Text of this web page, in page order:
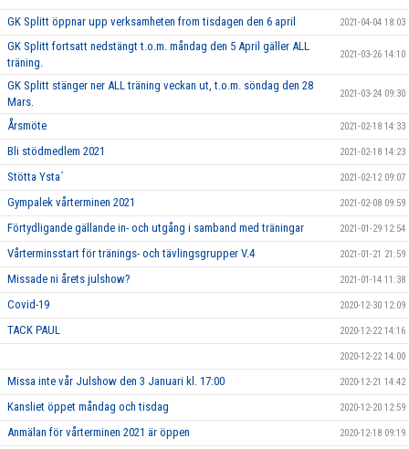
GK Splitt öppnar upp verksamheten from tisdagen den 6 april 2021-04-04 18:03
GK Splitt fortsatt nedstängt t.o.m. måndag den 5 April gäller ALL
träning.
2021-03-26 14:10
GK Splitt stänger ner ALL träning veckan ut, t.o.m. söndag den 28
Mars.
2021-03-24 09:30
Årsmöte 2021-02-18 14:33
Bli stödmedlem 2021 2021-02-18 14:23
Stötta Ysta´ 2021-02-12 09:07
Gympalek vårterminen 2021 2021-02-08 09:59
Förtydligande gällande in- och utgång i samband med träningar 2021-01-29 12:54
Vårterminsstart för tränings- och tävlingsgrupper V.4 2021-01-21 21:59
Missade ni årets julshow? 2021-01-14 11:38
Covid-19 2020-12-30 12:09
TACK PAUL 2020-12-22 14:16
2020-12-22 14:00
Missa inte vår Julshow den 3 Januari kl. 17:00 2020-12-21 14:42
Kansliet öppet måndag och tisdag 2020-12-20 12:59
Anmälan för vårterminen 2021 är öppen 2020-12-18 09:19